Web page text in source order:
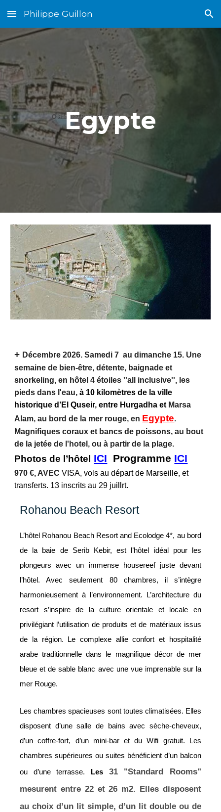
Skip to main content Skip to navigation
Philippe Guillon
Egypte
​+ Décembre 2026. Samedi 7 audimanche 15. Une
semaine de bien-être​, détente, baignade et
snorkeling, en hôtel 4 étoiles ''all inclusive'', les
pieds dans l'eau,à 10 kilomètres de la ville
historique d’El Quseir, entre Hurgadha et Marsa
Alam, au bord de la mer rouge, en Egypte.
Magnifiques coraux et bancs de poissons, au bout
de la jetée de l'hotel, ou à partir de la plage.
Photos de l’hôtel ICI Programme ICI
970 €, AVEC VISA, vols au départ de Marseille, et
transferts. 13 inscrits au 29 juillrt.
Rohanou Beach Resort
L’hôtel Rohanou Beach Resort and Ecolodge 4*, au bord
de la baie de Serib Kebir, est l’hôtel idéal pour les
plongeurs avec un immense housereef juste devant
l’hôtel. Avec seulement 80 chambres, il s’intègre
harmonieusement à l’environnement. L’architecture du
resort s’inspire de la culture orientale et locale en
privilégiant l’utilisation de produits et de matériaux issus
de la région. Le complexe allie confort et hospitalité
arabe traditionnelle dans le magnifique décor de mer
bleue et de sable blanc avec une vue imprenable sur la
mer Rouge.
Les chambres spacieuses sont toutes climatisées. Elles
disposent d’une salle de bains avec sèche-cheveux,
d’un coffre-fort, d’un mini-bar et du Wifi gratuit. Les
chambres supérieures ou suites bénéficient d’un balcon
ou d’une terrasse. Les 31 "Standard Rooms"
mesurent entre 22 et 26 m2. Elles disposent
au choix d’un lit simple, d’un lit double ou de